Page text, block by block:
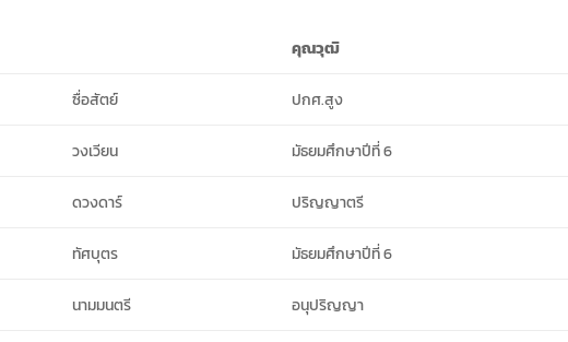
คุณวุฒิ
ซื่อสัตย์ ปกศ.สูง
วงเวียน มัธยมศึกษาปีที่ 6
ดวงดาร์ ปริญญาตรี
ทัศบุตร มัธยมศึกษาปีที่ 6
นามมนตรี อนุปริญญา